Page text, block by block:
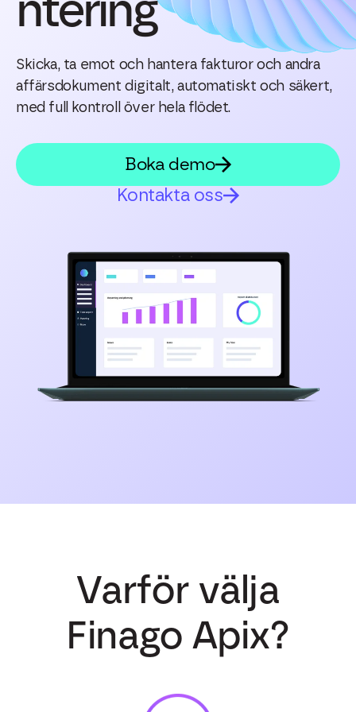
Skicka, ta emot och hantera fakturor och andra
affärsdokument digitalt, automatiskt och säkert,
med full kontroll över hela flödet.
Boka demo
Kontakta oss
Varför välja
Finago Apix?